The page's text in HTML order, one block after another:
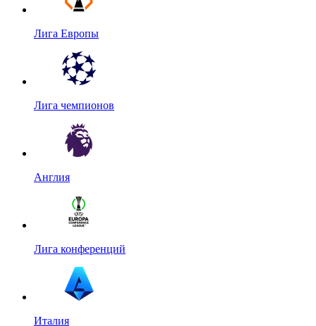
Лига Европы
Лига чемпионов
Англия
Лига конференций
Италия